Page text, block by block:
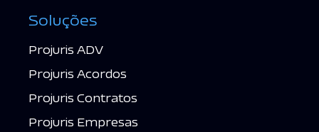
Soluções
Projuris ADV
Projuris Acordos
Projuris Contratos
Projuris Empresas